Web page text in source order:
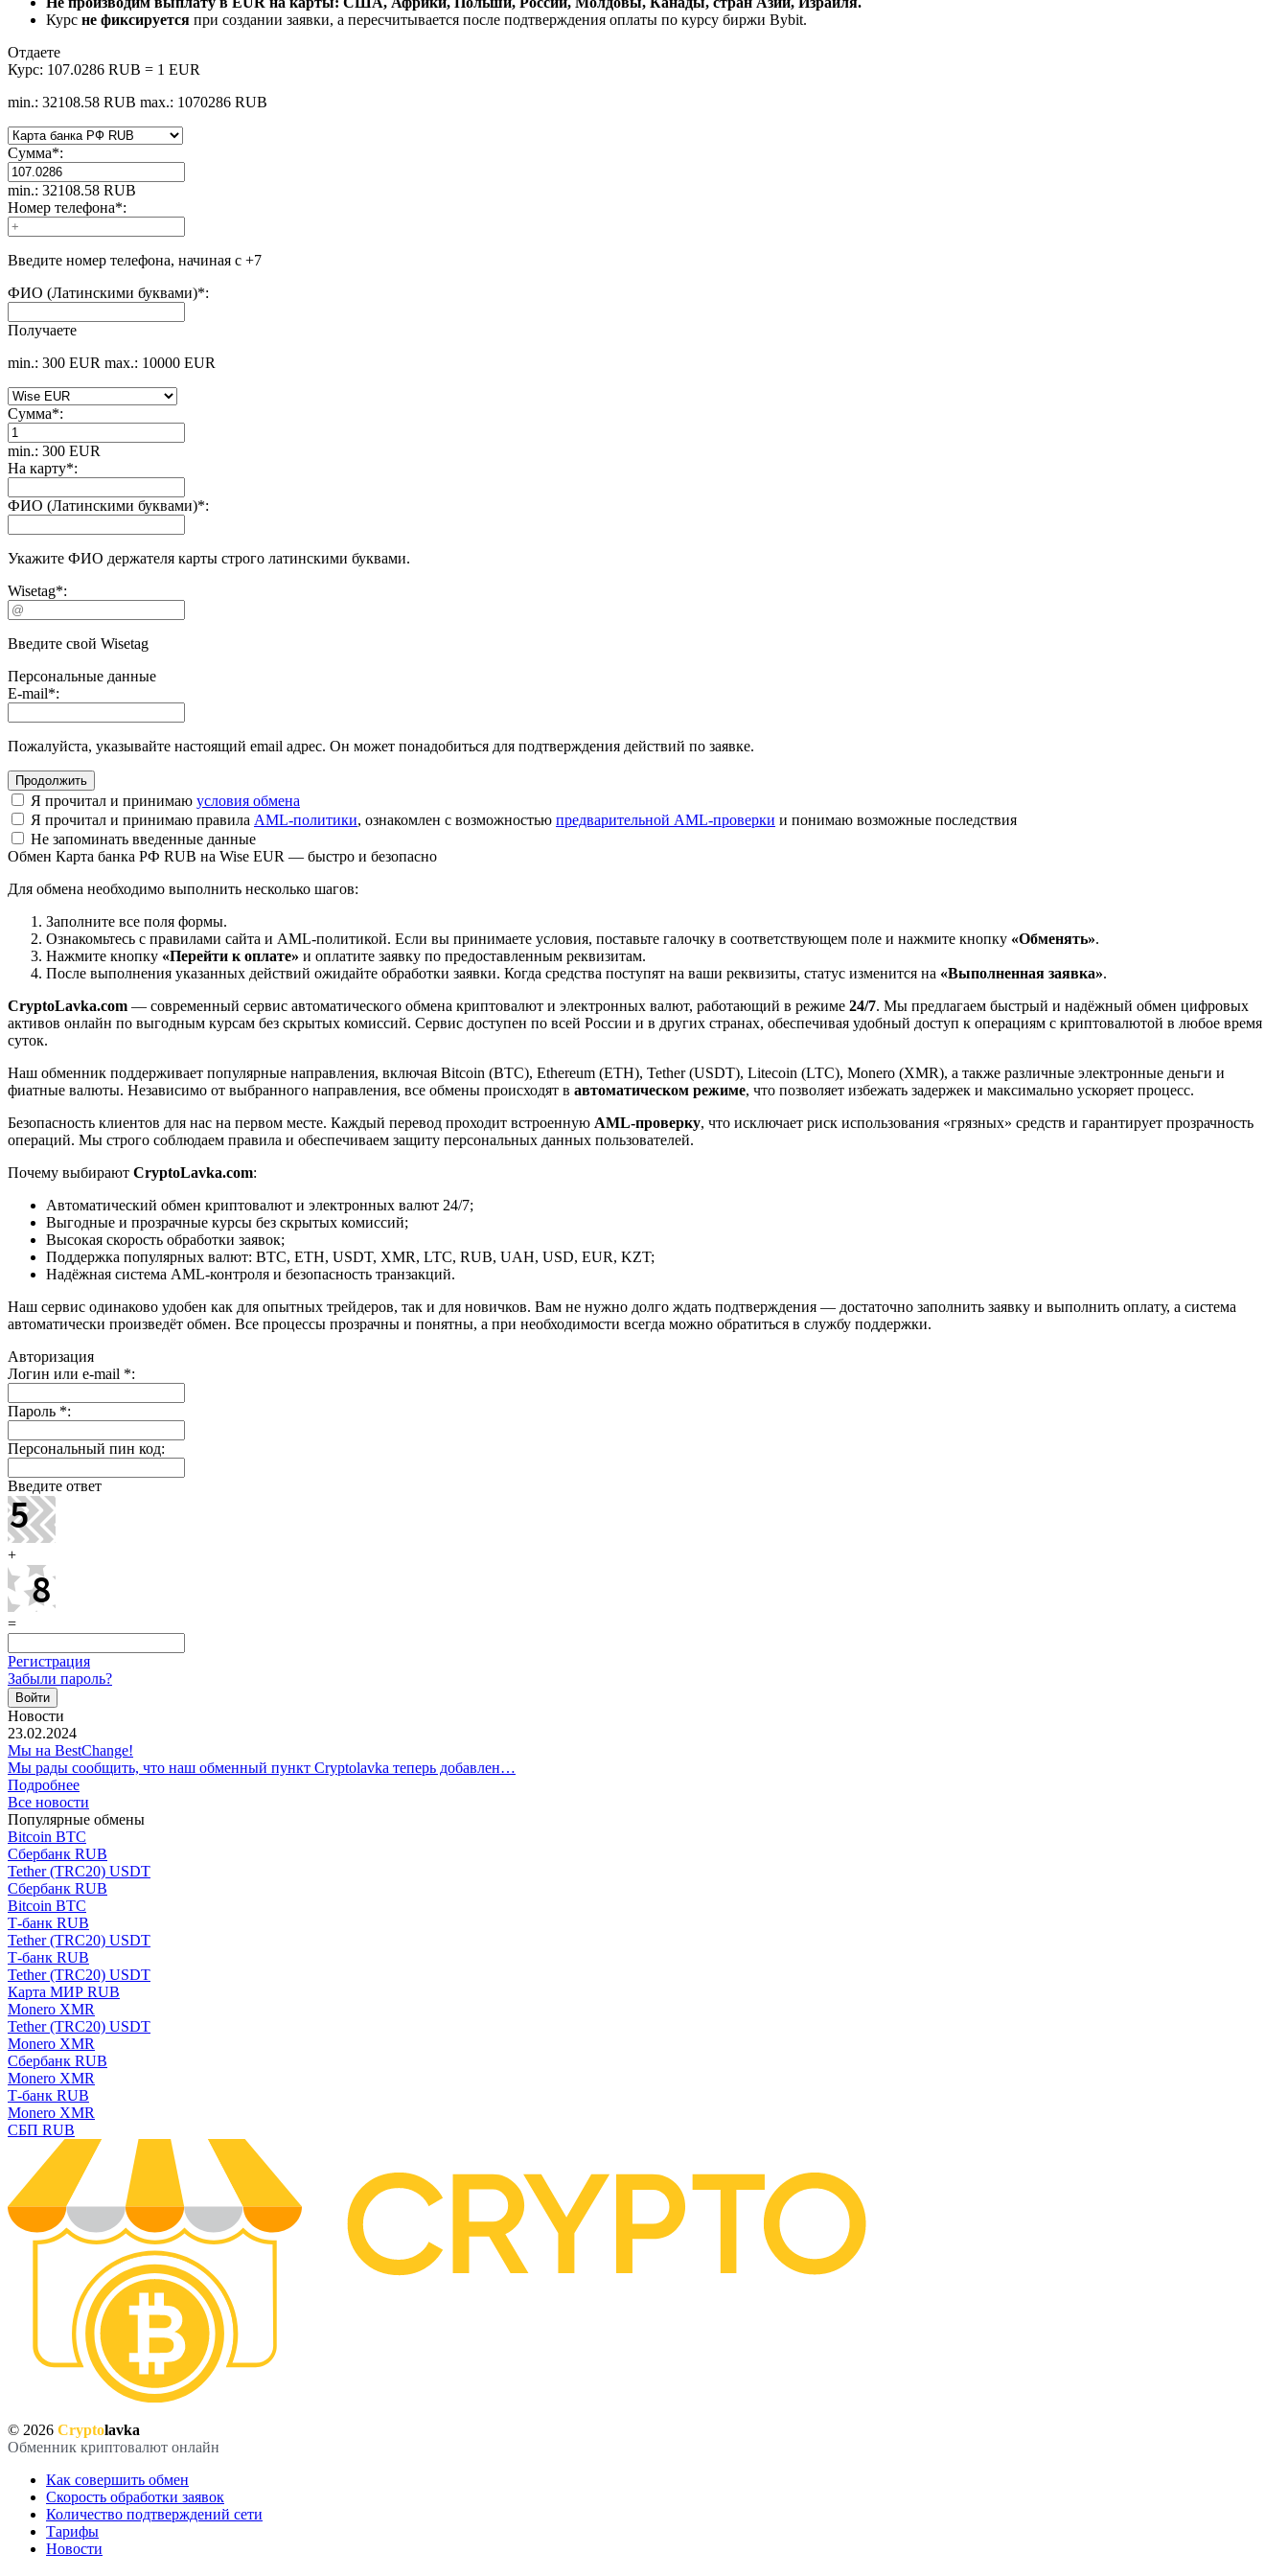
Курс не фиксируется при создании заявки, а пересчитывается после подтверждения оплаты по курсу биржи Bybit.
Отдаете
Курс: 107.0286 RUB = 1 EUR
min.: 32108.58 RUB max.: 1070286 RUB
Сумма*:
min.: 32108.58 RUB
Номер телефона*:
Введите номер телефона, начиная с +7
ФИО (Латинскими буквами)*:
Получаете
min.: 300 EUR max.: 10000 EUR
Сумма*:
min.: 300 EUR
На карту*:
ФИО (Латинскими буквами)*:
Укажите ФИО держателя карты строго латинскими буквами.
Wisetag*:
Введите свой Wisetag
Персональные данные
E-mail*:
Пожалуйста, указывайте настоящий email адрес. Он может понадобиться для подтверждения действий по заявке.
Я прочитал и принимаю условия обмена
Я прочитал и принимаю правила AML-политики, ознакомлен с возможностью предварительной AML-проверки и понимаю возможные последствия
Не запоминать введенные данные
Обмен Карта банка РФ RUB на Wise EUR — быстро и безопасно
Для обмена необходимо выполнить несколько шагов:
Заполните все поля формы.
Ознакомьтесь с правилами сайта и AML-политикой. Если вы принимаете условия, поставьте галочку в соответствующем поле и нажмите кнопку «Обменять».
Нажмите кнопку «Перейти к оплате» и оплатите заявку по предоставленным реквизитам.
После выполнения указанных действий ожидайте обработки заявки. Когда средства поступят на ваши реквизиты, статус изменится на «Выполненная заявка».
CryptoLavka.com — современный сервис автоматического обмена криптовалют и электронных валют, работающий в режиме 24/7. Мы предлагаем быстрый и надёжный обмен цифровых
активов онлайн по выгодным курсам без скрытых комиссий. Сервис доступен по всей России и в других странах, обеспечивая удобный доступ к операциям с криптовалютой в любое время
суток.
Наш обменник поддерживает популярные направления, включая Bitcoin (BTC), Ethereum (ETH), Tether (USDT), Litecoin (LTC), Monero (XMR), а также различные электронные деньги и
фиатные валюты. Независимо от выбранного направления, все обмены происходят в автоматическом режиме, что позволяет избежать задержек и максимально ускоряет процесс.
Безопасность клиентов для нас на первом месте. Каждый перевод проходит встроенную AML-проверку, что исключает риск использования «грязных» средств и гарантирует прозрачность
операций. Мы строго соблюдаем правила и обеспечиваем защиту персональных данных пользователей.
Почему выбирают CryptoLavka.com:
Автоматический обмен криптовалют и электронных валют 24/7;
Выгодные и прозрачные курсы без скрытых комиссий;
Высокая скорость обработки заявок;
Поддержка популярных валют: BTC, ETH, USDT, XMR, LTC, RUB, UAH, USD, EUR, KZT;
Надёжная система AML-контроля и безопасность транзакций.
Наш сервис одинаково удобен как для опытных трейдеров, так и для новичков. Вам не нужно долго ждать подтверждения — достаточно заполнить заявку и выполнить оплату, а система
автоматически произведёт обмен. Все процессы прозрачны и понятны, а при необходимости всегда можно обратиться в службу поддержки.
Авторизация
Логин или e-mail *:
Пароль *:
Персональный пин код:
Введите ответ
+
=
Регистрация
Забыли пароль?
Новости
23.02.2024
Мы на BestChange!
Мы рады сообщить, что наш обменный пункт Cryptolavka теперь добавлен…
Подробнее
Все новости
Популярные обмены
Bitcoin BTC
Сбербанк RUB
Tether (TRC20) USDT
Сбербанк RUB
Bitcoin BTC
Т-банк RUB
Tether (TRC20) USDT
Т-банк RUB
Tether (TRC20) USDT
Карта МИР RUB
Monero XMR
Tether (TRC20) USDT
Monero XMR
Сбербанк RUB
Monero XMR
Т-банк RUB
Monero XMR
СБП RUB
© 2026 Cryptolavka
Обменник криптовалют онлайн
Как совершить обмен
Скорость обработки заявок
Количество подтверждений сети
Тарифы
Новости